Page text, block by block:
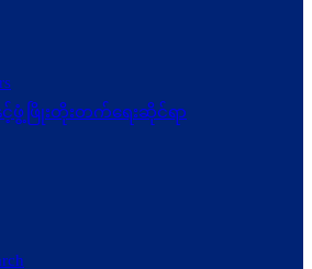
ဖြိုးတိုးတက်ရေးဆိုင်ရာ